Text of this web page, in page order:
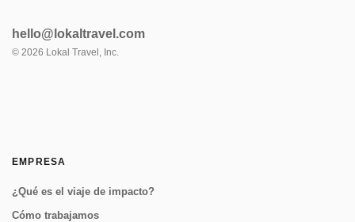
hello@lokaltravel.com
© 2026 Lokal Travel, Inc.
EMPRESA
¿Qué es el viaje de impacto?
Cómo trabajamos